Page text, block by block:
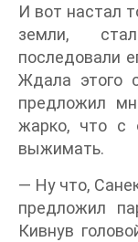
И вот настал
земли,
последовали
Ждала этого
предложил
жарко, что
выжимать.
— Ну что,
предложил
Кивнув